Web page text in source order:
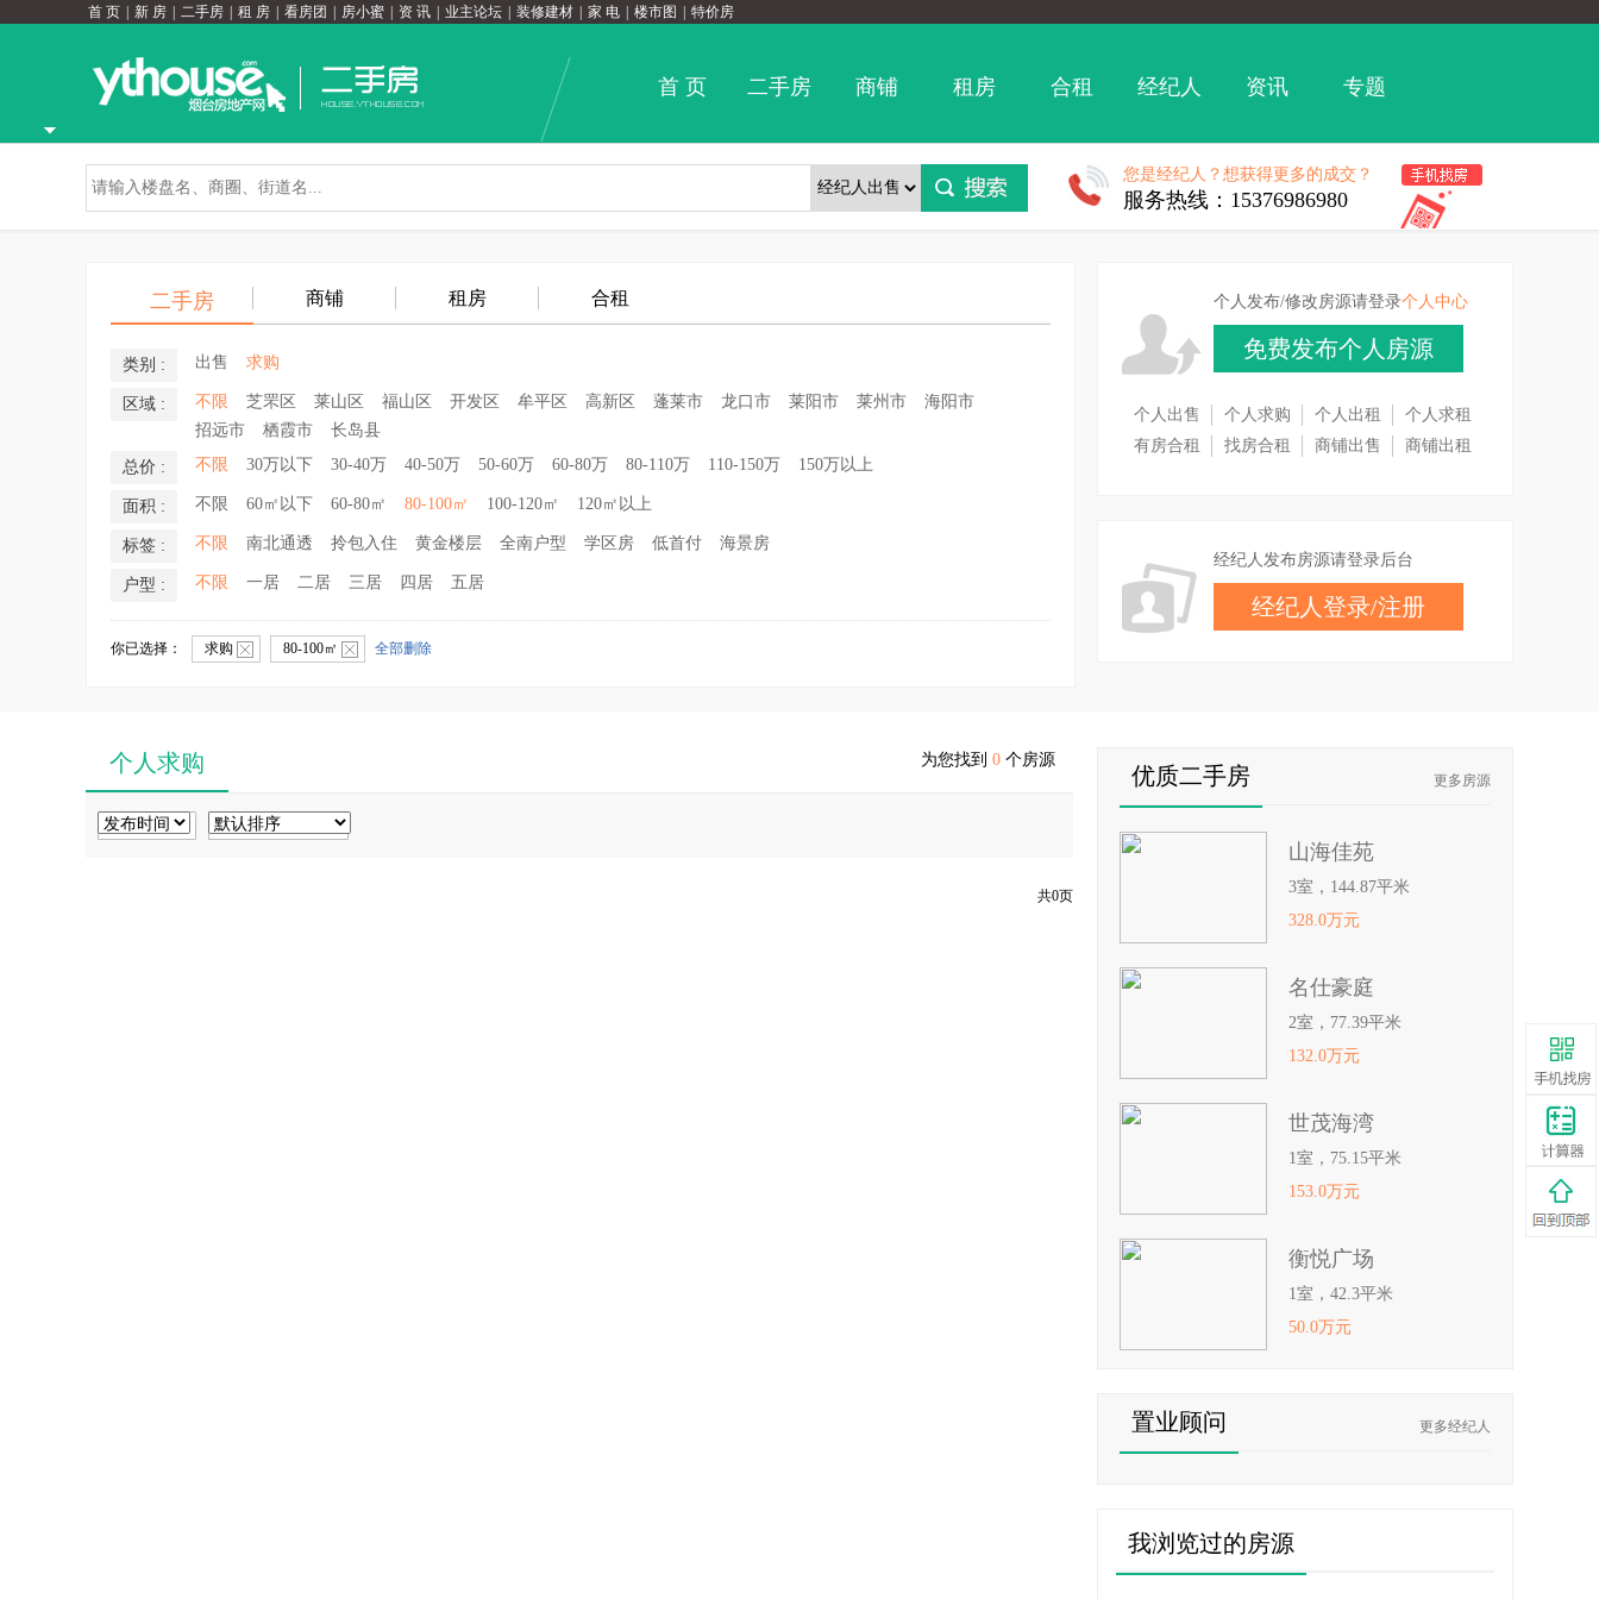
首 页 新 房 二手房 租 房 看房团 房小蜜 资 讯 业主论坛 装修建材 家 电 楼市图 特价房
首 页 二手房 商铺 租房 合租 经纪人 资讯 专题
您是经纪人？想获得更多的成交？
服务热线：15376986980
二手房 商铺 租房 合租
类别 : 出售 求购
区域 : 不限 芝罘区 莱山区 福山区 开发区 牟平区 高新区 蓬莱市 龙口市 莱阳市 莱州市
海阳市
招远市
栖霞市 长岛县
总价 : 不限 30万以下 30-40万 40-50万 50-60万 60-80万 80-110万 110-150万 150万以上
面积 : 不限 60㎡以下 60-80㎡ 80-100㎡ 100-120㎡ 120㎡以上
标签 : 不限 南北通透 拎包入住 黄金楼层 全南户型 学区房 低首付 海景房
户型 : 不限 一居 二居 三居 四居 五居
你已选择： 求购 80-100㎡ 全部删除
个人发布/修改房源请登录个人中心
免费发布个人房源
个人出售 个人求购 个人出租
个人求租
有房合租
找房合租 商铺出售 商铺出租
经纪人发布房源请登录后台
经纪人登录/注册
个人求购 为您找到 0 个房源
共0页
优质二手房 更多房源
山海佳苑
3室，144.87平米
328.0万元
名仕豪庭
2室，77.39平米
132.0万元
世茂海湾
1室，75.15平米
153.0万元
衡悦广场
1室，42.3平米
50.0万元
置业顾问 更多经纪人
我浏览过的房源